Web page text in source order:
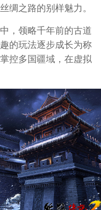
绸之路的别样魅力。
领略千年前的古道
的玩法逐步成长为称
控多国疆域，在虚拟